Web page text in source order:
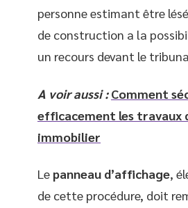
personne estimant être
de construction a la
un recours devant le
A voir aussi : Comment
efficacement les travaux
immobilier
Le panneau d’affichage,
de cette procédure, doit